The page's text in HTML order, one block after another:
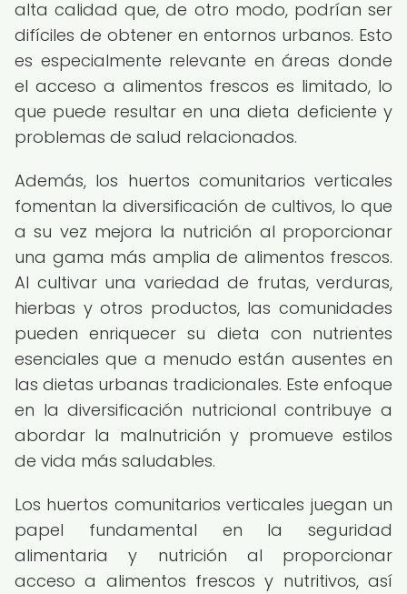
alta calidad que, de otro modo, podrían ser
difíciles de obtener en entornos urbanos. Esto
es especialmente relevante en áreas donde
el acceso a alimentos frescos es limitado, lo
que puede resultar en una dieta deficiente y
problemas de salud relacionados.
Además, los huertos comunitarios verticales
fomentan la diversificación de cultivos, lo que
a su vez mejora la nutrición al proporcionar
una gama más amplia de alimentos frescos.
Al cultivar una variedad de frutas, verduras,
hierbas y otros productos, las comunidades
pueden enriquecer su dieta con nutrientes
esenciales que a menudo están ausentes en
las dietas urbanas tradicionales. Este enfoque
en la diversificación nutricional contribuye a
abordar la malnutrición y promueve estilos
de vida más saludables.
Los huertos comunitarios verticales juegan un
papel fundamental en la seguridad
alimentaria y nutrición al proporcionar
acceso a alimentos frescos y nutritivos, así